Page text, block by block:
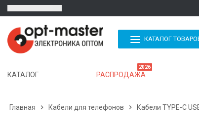
КАТАЛОГ
КАТАЛОГ РАСПРОДАЖА
2026
Главная  Кабели для телефонов  Кабели TYPE-C